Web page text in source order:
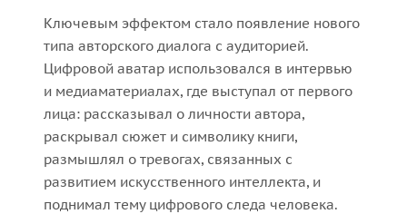
Ключевым эффектом стало появление нового
типа авторского диалога с аудиторией.
Цифровой аватар использовался в интервью
и медиаматериалах, где выступал от первого
лица: рассказывал о личности автора,
раскрывал сюжет и символику книги,
размышлял о тревогах, связанных с
развитием искусственного интеллекта, и
поднимал тему цифрового следа человека.